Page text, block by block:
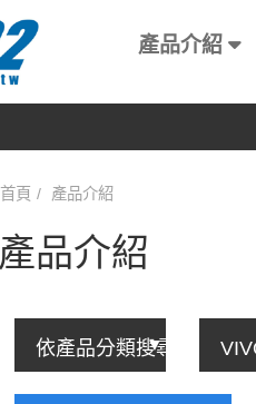
產品介紹
首頁 產品介紹
產品介紹